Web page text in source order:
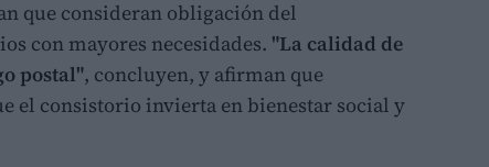
que consideran obligación del
con mayores necesidades. "La calidad de
postal", concluyen, y afirman que
el consistorio invierta en bienestar social y